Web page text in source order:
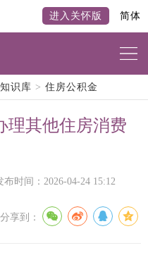
进入关怀版 简体
识库 > 住房公积金
理其他住房消费
布时间：2026-04-24 15:12
分享到：